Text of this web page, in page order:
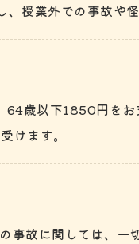
授業外での事故や
歳以下1850円を
けます。
故に関しては、一